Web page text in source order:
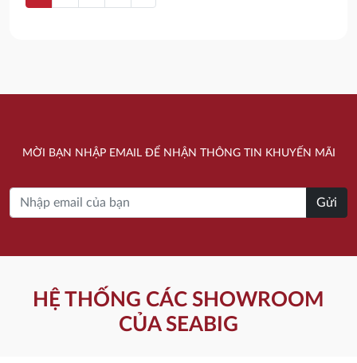
là:
tại
MỜI BẠN NHẬP EMAIL ĐỂ NHẬN THÔNG TIN KHUYẾN MÃI
Gửi
HỆ THỐNG CÁC SHOWROOM
CỦA SEABIG